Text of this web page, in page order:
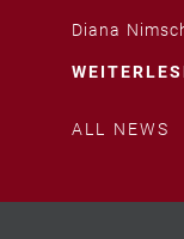
Diana
ALL NEWS